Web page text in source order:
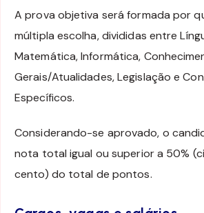
A prova objetiva será formada por
múltipla escolha, divididas entre
Matemática, Informática,
Gerais/Atualidades, Legislação e
Específicos.
Considerando-se aprovado, o
nota total igual ou superior a 50%
cento) do total de pontos.